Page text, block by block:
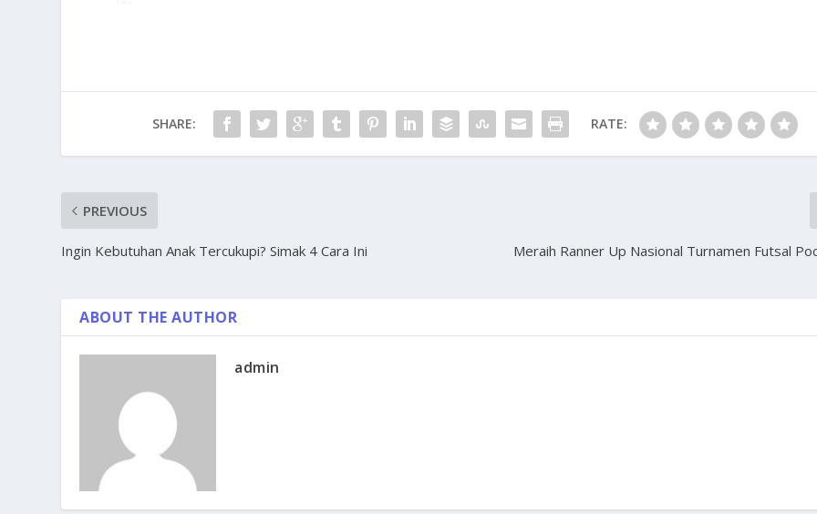
SHARE: RATE:
PREVIOUS
Ingin Kebutuhan Anak Tercukupi? Simak 4 Cara Ini Meraih Ranner Up Nasional Turnamen Futsal
ABOUT THE AUTHOR
admin